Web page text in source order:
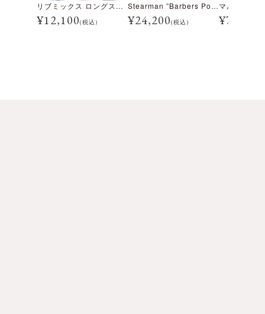
リブミックス ロングスリーブ シャツ
¥12,100(税込)
Stearman ”Barbers Point HONOLULU” ロングスリーブ シャツ
¥24,200(税込) ¥7,700